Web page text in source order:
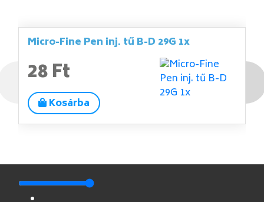
Micro-Fine Pen inj. tű B-D 29G 1x
28 Ft
Kosárba